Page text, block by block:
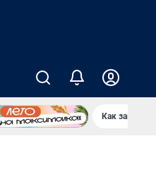
Как заводы